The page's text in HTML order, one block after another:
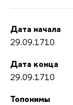
Дата начала
29.09.1710
Дата конца
29.09.1710
Топонимы